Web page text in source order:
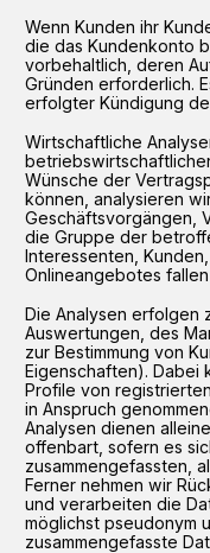
Wenn Kunden ihr
die das Kundenkonto
vorbehaltlich, deren
Gründen erforderlich.
erfolgter Kündigung
Wirtschaftliche
Wünsche der
können, analysieren
Geschäftsvorgängen,
die Gruppe der
Interessenten,
Onlineangebotes
Die Analysen erfolgen
Auswertungen, des
zur Bestimmung von
Eigenschaften). Dabei
Profile von
in Anspruch
Analysen dienen
offenbart, sofern es
zusammengefassten,
Ferner nehmen wir
und verarbeiten die
möglichst pseudonym
zusammengefasste